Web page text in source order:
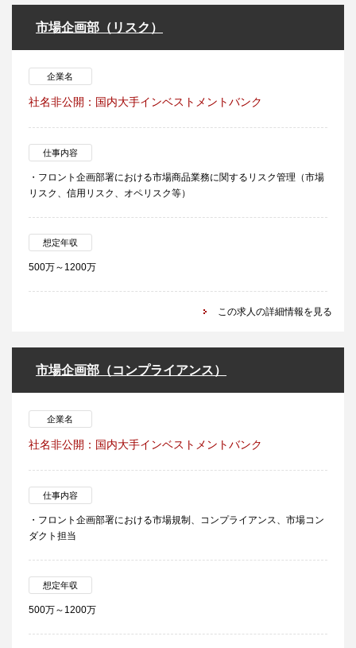
市場企画部（リスク）
企業名
社名非公開：国内大手インベストメントバンク
仕事内容
・フロント企画部署における市場商品業務に関するリスク管理（市場
リスク、信用リスク、オペリスク等）
想定年収
500万～1200万
この求人の詳細情報を見る
市場企画部（コンプライアンス）
企業名
社名非公開：国内大手インベストメントバンク
仕事内容
・フロント企画部署における市場規制、コンプライアンス、市場コン
ダクト担当
想定年収
500万～1200万